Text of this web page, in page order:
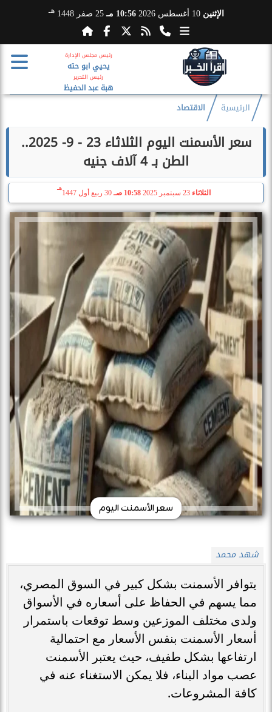
الإثنين 10 أغسطس 2026 10:56 مـ 25 صفر 1448 هـ
رئيس مجلس الإدارة
يحيي ابو حته
رئيس التحرير
هبة عبد الحفيظ
الرئيسية الاقتصاد
سعر الأسمنت اليوم الثلاثاء 23 - 9- 2025..
الطن بـ 4 آلاف جنيه
الثلاثاء 23 سبتمبر 2025 10:58 صـ 30 ربيع أول 1447
هـ
سعر الأسمنت اليوم
شهد محمد
يتوافر الأسمنت بشكل كبير في السوق المصري،
مما يسهم في الحفاظ على أسعاره في الأسواق
ولدى مختلف الموزعين وسط توقعات باستمرار
أسعار الأسمنت بنفس الأسعار مع احتمالية
ارتفاعها بشكل طفيف، حيث يعتبر الأسمنت
عصب مواد البناء، فلا يمكن الاستغناء عنه في
كافة المشروعات.